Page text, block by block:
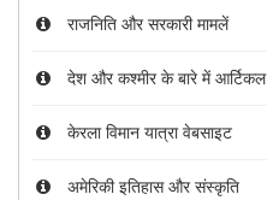
राजनिति और सरकारी मामलें
देश और कश्मीर के बारे में आर्टिकल
केरला विमान यात्रा वेबसाइट
अमेरिकी इतिहास और संस्कृति